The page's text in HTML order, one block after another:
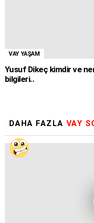
VAY YAŞAM
Yusuf Dikeç kimdir ve
bilgileri..
DAHA FAZLA VAY